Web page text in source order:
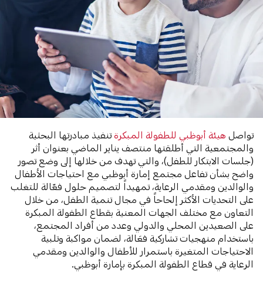
تواصلهيئة أبوظبي للطفولة المبكرةتنفيذ مبادرتها البحثية
والمجتمعية التي أطلقتها منتصف يناير الماضي بعنوان أثر
(جلسات الابتكار للطفل)، والتي تهدف من خلالها إلى وضع تصور
واضح بشأن تفاعل مجتمع إمارة أبوظبي مع احتياجات الأطفال
والوالدين ومقدمي الرعاية، تمهيداً لتصميم حلول فعّالة للتغلب
على التحديات الأكثر إلحاحاً في مجال تنمية الطفل، من خلال
التعاون مع مختلف الجهات المعنية بقطاع الطفولة المبكرة
على الصعيدين المحلي والدولي وعدد من أفراد المجتمع،
باستخدام منهجيات تشاركية فعَالة، لضمان مواكبة وتلبية
الاحتياجات المتغيرة باستمرار للأطفال والوالدين ومقدمي
الرعاية في قطاع الطفولة المبكرة بإمارة أبوظبي.